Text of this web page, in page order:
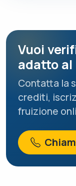
Vuoi
adatto al
Contatta la
crediti,
fruizione